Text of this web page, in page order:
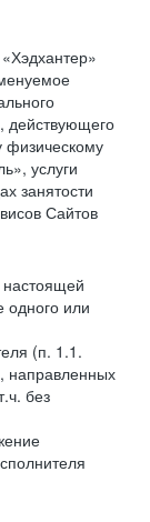
действующего
физическому
услуги
занятости
Сайтов
или
(п. 1.1.
направленных
без